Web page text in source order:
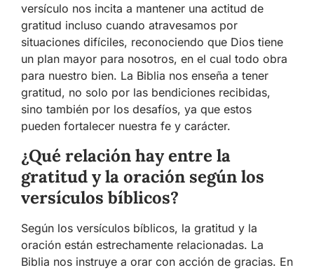
versículo nos incita a mantener una actitud de
gratitud incluso cuando atravesamos por
situaciones difíciles, reconociendo que Dios tiene
un plan mayor para nosotros, en el cual todo obra
para nuestro bien. La Biblia nos enseña a tener
gratitud, no solo por las bendiciones recibidas,
sino también por los desafíos, ya que estos
pueden fortalecer nuestra fe y carácter.
¿Qué relación hay entre la
gratitud y la oración según los
versículos bíblicos?
Según los versículos bíblicos, la gratitud y la
oración están estrechamente relacionadas. La
Biblia nos instruye a orar con acción de gracias. En